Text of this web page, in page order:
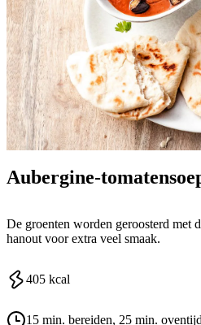
Aubergine-
De groenten worden geroosterd met
hanout voor extra veel smaak.
405 kcal
15 min. bereiden, 25 min.